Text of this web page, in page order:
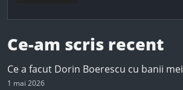
Ce-am scris recent
Ce a facut Dorin Boerescu cu banii mei
1 mai 2026